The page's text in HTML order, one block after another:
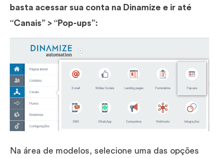
basta acessar sua conta na Dinamize e ir até
“Canais” > “Pop-ups”:
Na área de modelos, selecione uma das opções